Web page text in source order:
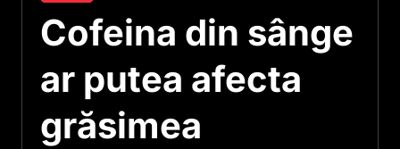
Cofeina din sânge
ar putea afecta
grăsimea